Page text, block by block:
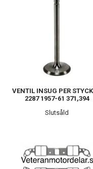
VENTIL INSUG PER
2287 1957-61 371,394
Slutsåld